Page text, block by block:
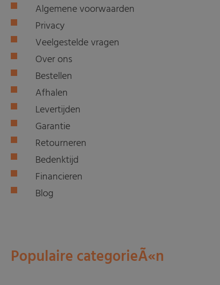
Algemene voorwaarden
Privacy
Veelgestelde vragen
Over ons
Bestellen
Afhalen
Levertijden
Garantie
Retourneren
Bedenktijd
Financieren
Blog
Populaire categorieÃ«n